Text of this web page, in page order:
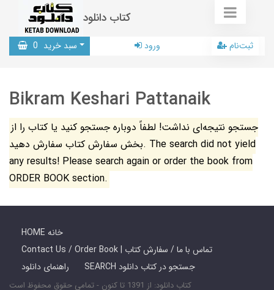
کتاب دانلود
سبد خرید 0 ورود ثبت‌نام
Bikram Keshari Pattanaik
جستجو نتیجه‌ای نداشت! لطفاً دوباره جستجو کنید یا کتاب را از
بخش سفارش کتاب سفارش دهید. The search did not yield
any results! Please search again or order the book from
ORDER BOOK section.
HOME خانه
Contact Us / Order Book | تماس با ما / سفارش کتاب
راهنمای دانلود
SEARCH جستجو در کتاب دانلود
کتاب دانلود: از 1391 تا کنون - تمامی حقوق محفوظ است